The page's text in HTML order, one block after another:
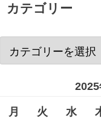
カテゴリー
2025
月 火 水